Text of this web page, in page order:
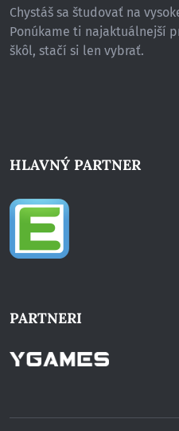
Chystáš sa študovať na
Ponúkame ti najaktuálnejší
škôl, stačí si len vybrať.
HLAVNÝ PARTNER
PARTNERI